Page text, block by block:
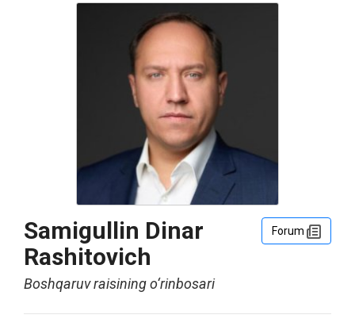
Forum
Samigullin Dinar
Rashitovich
Boshqaruv raisining o‘rinbosari